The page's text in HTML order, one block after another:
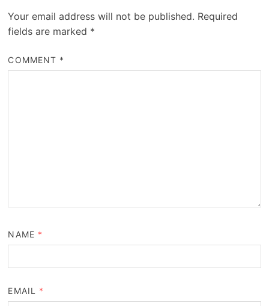
Your email address will not be published. Required
fields are marked *
COMMENT *
NAME *
EMAIL *